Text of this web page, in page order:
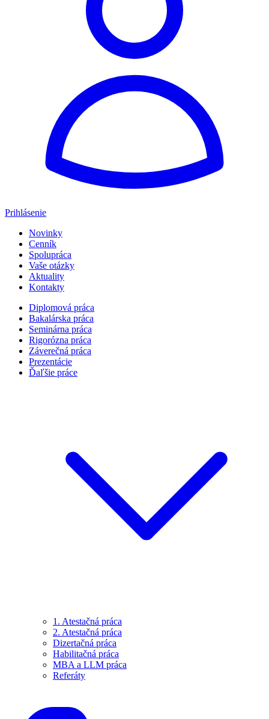
Prihlásenie
Novinky
Cenník
Spolupráca
Vaše otázky
Aktuality
Kontakty
Diplomová práca
Bakalárska práca
Seminárna práca
Rigorózna práca
Záverečná práca
Prezentácie
Ďaľšie práce
1. Atestačná práca
2. Atestačná práca
Dizertačná práca
Habilitačná práca
MBA a LLM práca
Referáty